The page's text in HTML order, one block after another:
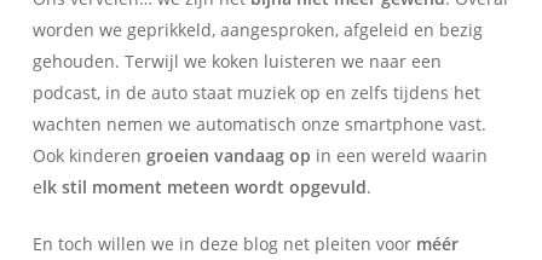
worden we geprikkeld, aangesproken, afgeleid en bezig
gehouden. Terwijl we koken luisteren we naar een
podcast, in de auto staat muziek op en zelfs tijdens het
wachten nemen we automatisch onze smartphone vast.
Ook kinderen groeien vandaag op in een wereld waarin
elk stil moment meteen wordt opgevuld.
En toch willen we in deze blog net pleiten voor méér